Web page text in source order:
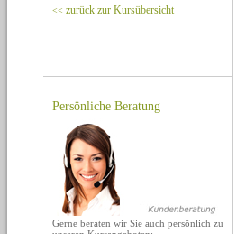
<< zurück zur Kursübersicht
Persönliche Beratung
Gerne beraten wir Sie auch persönlich zu